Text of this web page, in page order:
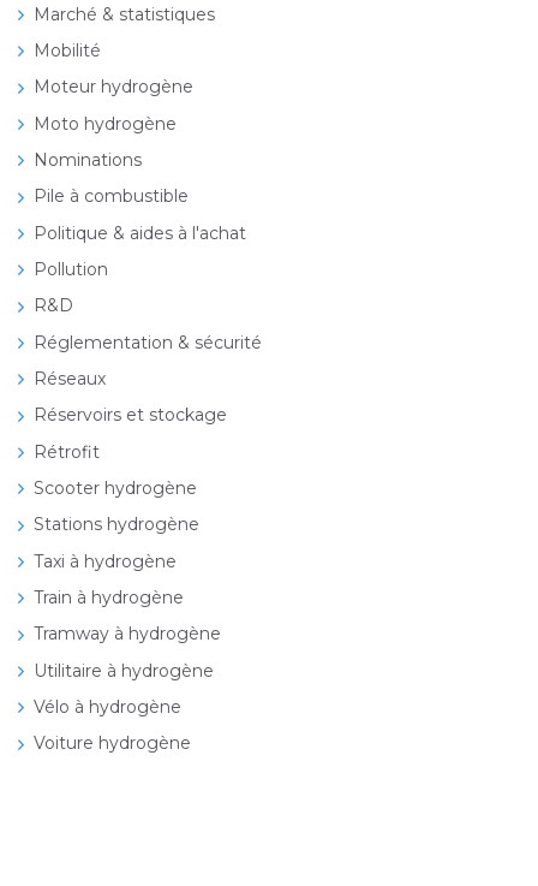
Marché & statistiques
Mobilité
Moteur hydrogène
Moto hydrogène
Nominations
Pile à combustible
Politique & aides à l'achat
Pollution
R&D
Réglementation & sécurité
Réseaux
Réservoirs et stockage
Rétrofit
Scooter hydrogène
Stations hydrogène
Taxi à hydrogène
Train à hydrogène
Tramway à hydrogène
Utilitaire à hydrogène
Vélo à hydrogène
Voiture hydrogène